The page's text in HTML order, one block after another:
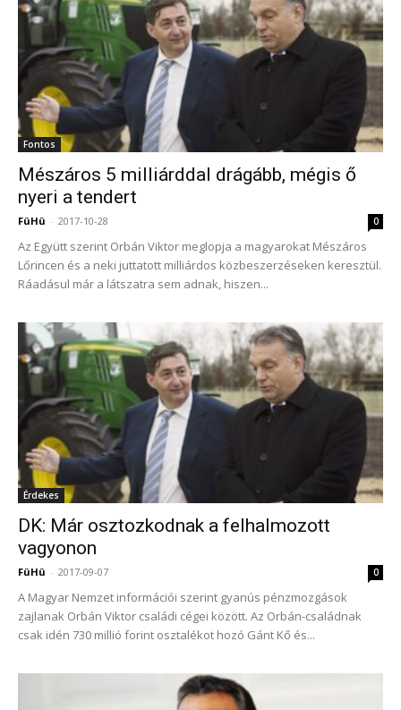
Fontos
Mészáros 5 milliárddal drágább, mégis ő
nyeri a tendert
FüHü - 2017-10-28 0
Az Együtt szerint Orbán Viktor meglopja a magyarokat Mészáros
Lőrincen és a neki juttatott milliárdos közbeszerzéseken keresztül.
Ráadásul már a látszatra sem adnak, hiszen...
Érdekes
DK: Már osztozkodnak a felhalmozott
vagyonon
FüHü - 2017-09-07 0
A Magyar Nemzet információi szerint gyanús pénzmozgások
zajlanak Orbán Viktor családi cégei között. Az Orbán-családnak
csak idén 730 millió forint osztalékot hozó Gánt Kő és...